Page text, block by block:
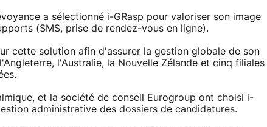
a sélectionné i-GRasp pour valoriser son image
(SMS, prise de rendez-vous en ligne).
cette solution afin d'assurer la gestion globale de son
l'Australie, la Nouvelle Zélande et cinq filiales
et la société de conseil Eurogroup ont choisi i-
administrative des dossiers de candidatures.